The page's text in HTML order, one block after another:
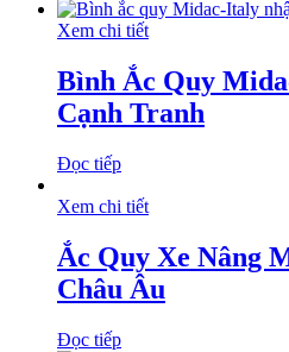
Xem chi tiết
Bình Ắc Quy
Cạnh Tranh
Đọc tiếp
Xem chi tiết
Ắc Quy Xe Nâng
Châu Âu
Đọc tiếp